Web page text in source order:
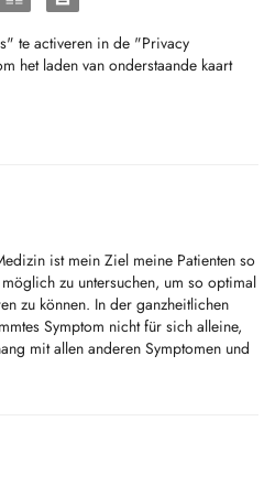
te activeren in de "Privacy
het laden van onderstaande kaart
ist mein Ziel meine Patienten so
zu untersuchen, um so optimal
zu können. In der ganzheitlichen
Symptom nicht für sich alleine,
mit allen anderen Symptomen und
die richtige Diagnose und ihre
medizinische Qualität auf dem
der Forschung an und mit Hilfe